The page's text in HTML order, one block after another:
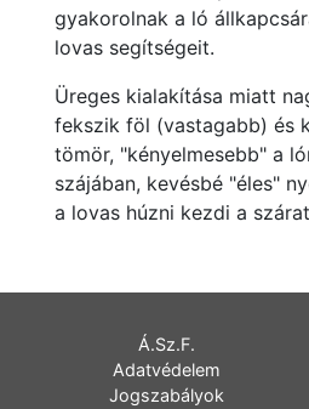
gyakorolnak a ló
lovas segítségeit.
Üreges kialakítása miatt
fekszik föl (vastagabb) és
tömör, "kényelmesebb" a
szájában, kevésbé "éles"
a lovas húzni kezdi a
Á.Sz.F.
Adatvédelem
Jogszabályok